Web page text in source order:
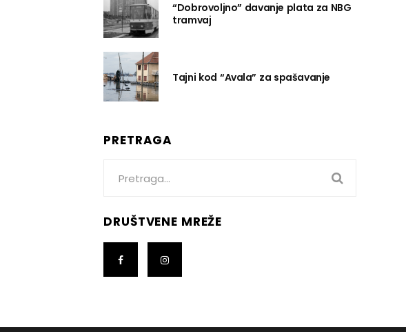
“Dobrovoljno” davanje plata za NBG
tramvaj
Tajni kod “Avala” za spašavanje
PRETRAGA
for:
DRUŠTVENE MREŽE